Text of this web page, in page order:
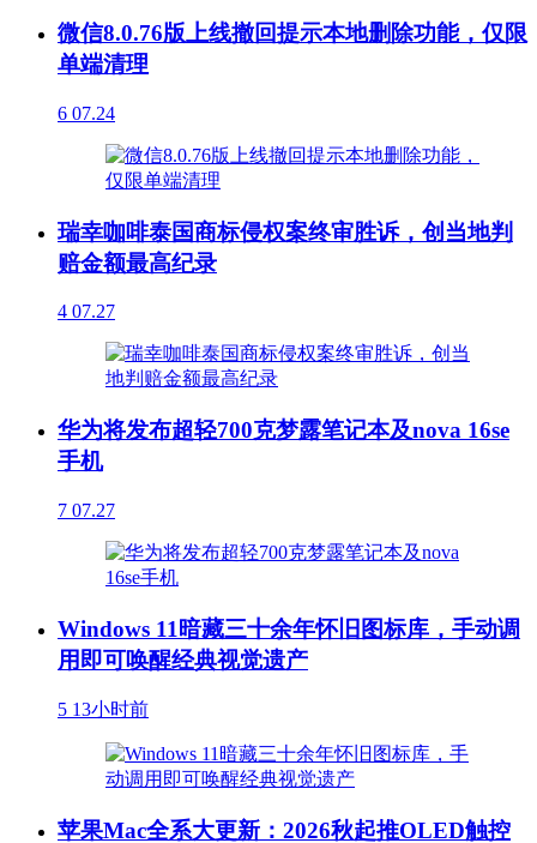
微信8.0.76版上线撤回提示本地删除功能，仅限
单端清理
6 07.24
瑞幸咖啡泰国商标侵权案终审胜诉，创当地判
赔金额最高纪录
4 07.27
华为将发布超轻700克梦露笔记本及nova 16se
手机
7 07.27
Windows 11暗藏三十余年怀旧图标库，手动调
用即可唤醒经典视觉遗产
5 13小时前
苹果Mac全系大更新：2026秋起推OLED触控